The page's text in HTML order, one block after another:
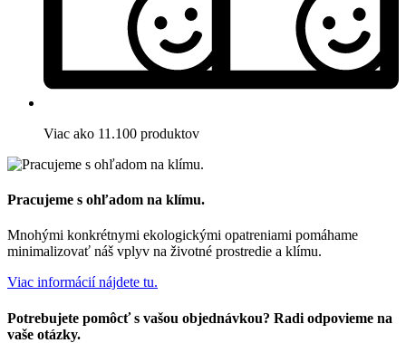
Viac ako 11.100 produktov
Pracujeme s ohľadom na klímu.
Mnohými konkrétnymi ekologickými opatreniami pomáhame
minimalizovať náš vplyv na životné prostredie a klímu.
Viac informácií nájdete tu.
Potrebujete pomôcť s vašou objednávkou? Radi odpovieme na
vaše otázky.